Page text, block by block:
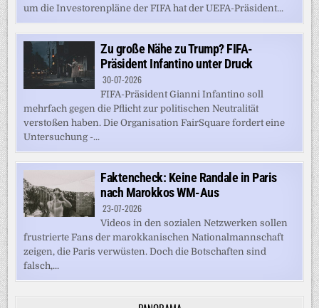
um die Investorenpläne der FIFA hat der UEFA-Präsident...
Zu große Nähe zu Trump? FIFA-
Präsident Infantino unter Druck
30-07-2026
FIFA-Präsident Gianni Infantino soll
mehrfach gegen die Pflicht zur politischen Neutralität
verstoßen haben. Die Organisation FairSquare fordert eine
Untersuchung -...
Faktencheck: Keine Randale in Paris
nach Marokkos WM-Aus
23-07-2026
Videos in den sozialen Netzwerken sollen
frustrierte Fans der marokkanischen Nationalmannschaft
zeigen, die Paris verwüsten. Doch die Botschaften sind
falsch,...